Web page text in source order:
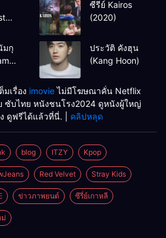
ซีรีย์ Kairos
(2020)
มกุ
ประวัติ คังฮุน
(Kang Hoon)
เรื่อง imovieไม่มีโฆษณาคั่น Netflix
ซับไทย หนังชนโรง2024 ดูหนังผู้ใหญ่
ดูฟรีได้แล้วที่นี่. | คลิปหลุด
blog ITZY Kpop
Red Velvet Stray Kids
ข่าวภาพยนต์ ซีรี่ย์เกาหลี